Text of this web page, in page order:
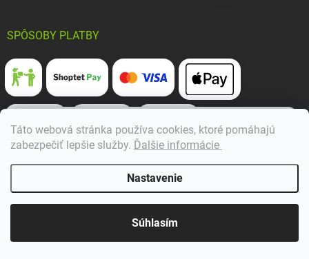
Táto webová stránka používa cookies, ktoré pomáhajú
zabezpečiť lepšie služby. Ďalšie informácie
Nastavenie
Súhlasím
SPÔSOBY PLATBY
Dobrý deň! 👋 Pomôžem vám nájsť správny diel. Napíšte mi.